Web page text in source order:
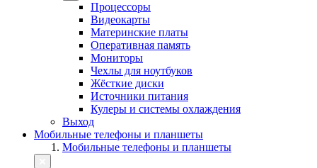
Процессоры
Видеокарты
Материнские платы
Оперативная память
Мониторы
Чехлы для ноутбуков
Жёсткие диски
Источники питания
Кулеры и системы охлаждения
Выход
Мобильные телефоны и планшеты
Мобильные телефоны и планшеты